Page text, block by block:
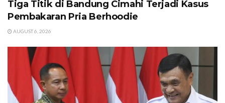
Tiga Titik di Bandung Cimahi Terjadi Kasus
Pembakaran Pria Berhoodie
AUGUST 6, 2026